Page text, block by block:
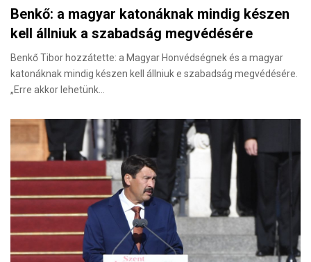
Benkő: a magyar katonáknak mindig készen
kell állniuk a szabadság megvédésére
Benkő Tibor hozzátette: a Magyar Honvédségnek és a magyar
katonáknak mindig készen kell állniuk e szabadság megvédésére.
„Erre akkor lehetünk…